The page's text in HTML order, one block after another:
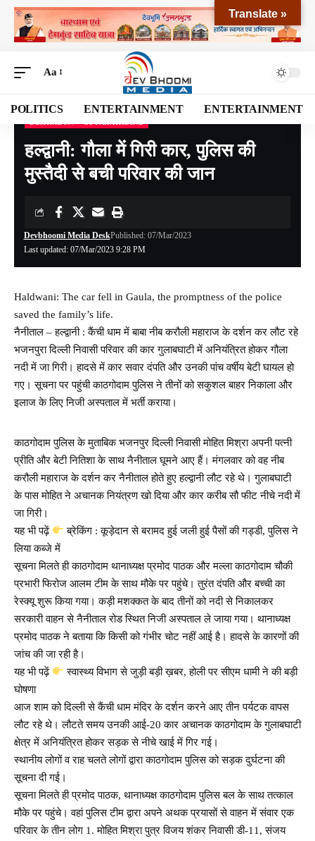
Aa
POLITICS ENTERTAINMENT ENTERTAINMENT
Devbhoomi Media>Blog>NATIONAL >UTTARAKHAND> DEHRADUN
हल्द्वानी: गौला में गिरी कार, पुलिस की
मुस्तैदी से बची परिवार की जान
Last updated: 07/Mar/2023 9:28 PM
Devbhoomi Media DeskPublished: 07/Mar/2023
Haldwani: The car fell in Gaula, the promptness of the police
saved the family’s life.
नैनीताल – हल्द्वानी : कैंची धाम में बाबा नीब करौली महाराज के दर्शन कर लौट रहे
भजनपुरा दिल्ली निवासी परिवार की कार गुलाबघाटी में अनियंत्रित होकर गौला
नदी में जा गिरी। हादसे में कार सवार दंपति और उनकी पांच वर्षीय बेटी घायल हो
गए। सूचना पर पहुंची काठगोदाम पुलिस ने तीनों को सकुशल बाहर निकाला और
इलाज के लिए निजी अस्पताल में भर्ती कराया।
काठगोदाम पुलिस के मुताबिक भजनपुर दिल्ली निवासी मोहित मिश्रा अपनी पत्नी
प्रीति और बेटी नितिशा के साथ नैनीताल घूमने आए हैं। मंगलवार को वह नीब
करौली महाराज के दर्शन कर नैनीताल होते हुए हल्द्वानी लौट रहे थे। गुलाबघाटी
के पास मोहित ने अचानक नियंत्रण खो दिया और कार करीब सौ फीट नीचे नदी में
जा गिरी।
यह भी पढ़ें
ब्रेकिंग : कूड़ेदान से बरामद हुई जली हुई पैसों की गड्डी, पुलिस ने
लिया कब्जे में
सूचना मिलते ही काठगोदाम थानाध्यक्ष प्रमोद पाठक और मल्ला काठगोदाम चौकी
प्रभारी फिरोज आलम टीम के साथ मौके पर पहुंचे। तुरंत दंपति और बच्ची का
रेस्क्यू शुरू किया गया। कड़ी मशक्कत के बाद तीनों को नदी से निकालकर
सरकारी वाहन से नैनीताल रोड स्थित निजी अस्पताल ले जाया गया। थानाध्यक्ष
प्रमोद पाठक ने बताया कि किसी को गंभीर चोट नहीं आई है। हादसे के कारणों की
जांच की जा रही है।
यह भी पढ़ें
स्वास्थ्य विभाग से जुड़ी बड़ी ख़बर, होली पर सीएम धामी ने की बड़ी
घोषणा
आज शाम को दिल्ली से कैंची धाम मंदिर के दर्शन करने आए तीन पर्यटक वापस
लौट रहे थे। लौटते समय उनकी आई-20 कार अचानक काठगोदाम के गुलाबघाटी
क्षेत्र में अनियंत्रित होकर सड़क से नीचे खाई में गिर गई।
स्थानीय लोगों व राह चलते लोगों द्वारा काठगोदाम पुलिस को सड़क दुर्घटना की
सूचना दी गई।
सूचना मिलते ही प्रमोद पाठक, थानाध्यक्ष काठगोदाम पुलिस बल के साथ तत्काल
मौके पर पहुंचे। वहां पुलिस टीम द्वारा अपने अथक प्रयासों से वाहन में संवार एक
परिवार के तीन लोग 1. मोहित मिश्रा पुत्र विजय शंकर निवासी डी-11, संजय
Translate »